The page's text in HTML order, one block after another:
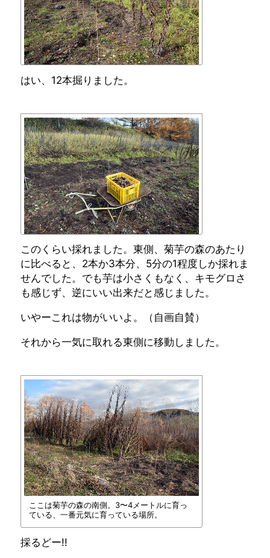
はい、12本掘りました。
このくらい採れました。東側、菊芋の森のあたり
に比べると、2本か3本分、5分の1程度しか採れま
せんでした。でも芋は小さくもなく、キモグロさ
も感じず、逆にいい出来だと感じました。
いやーこれは物がいいよ。（自画自賛）
それから一気に取れる東側に移動しました。
ここは菊芋の森の南側。3〜4メートルに育っ
ている、一番元気に育っている場所。
採るどー!!